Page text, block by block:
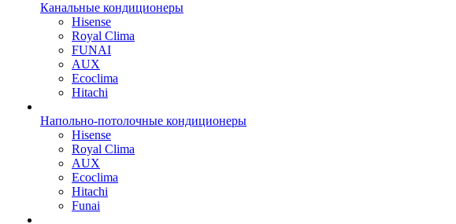
Канальные кондиционеры
Hisense
Royal Clima
FUNAI
AUX
Ecoclima
Hitachi
Напольно-потолочные кондиционеры
Hisense
Royal Clima
AUX
Ecoclima
Hitachi
Funai